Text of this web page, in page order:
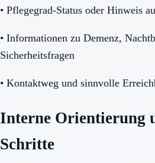
• Pflegegrad-Status oder Hinweis
• Informationen zu Demenz,
Sicherheitsfragen
• Kontaktweg und sinnvolle
Interne Orientierung
Schritte